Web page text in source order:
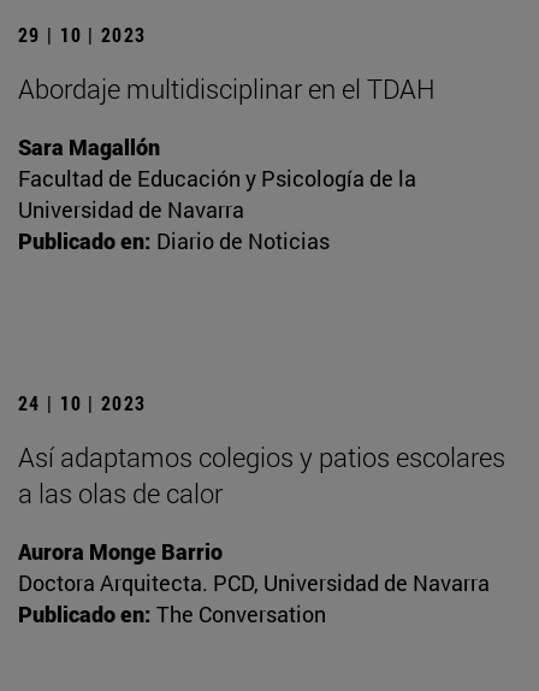
29 | 10 | 2023
Abordaje multidisciplinar en el TDAH
Sara Magallón
Facultad de Educación y Psicología de la
Universidad de Navarra
Publicado en: Diario de Noticias
24 | 10 | 2023
Así adaptamos colegios y patios escolares
a las olas de calor
Aurora Monge Barrio
Doctora Arquitecta. PCD, Universidad de Navarra
Publicado en: The Conversation